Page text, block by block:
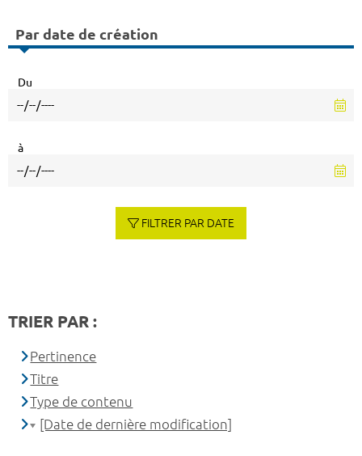
Par date de création
Du
à
FILTRER PAR DATE
TRIER PAR :
Pertinence
Titre
Type de contenu
[Date de dernière modification]